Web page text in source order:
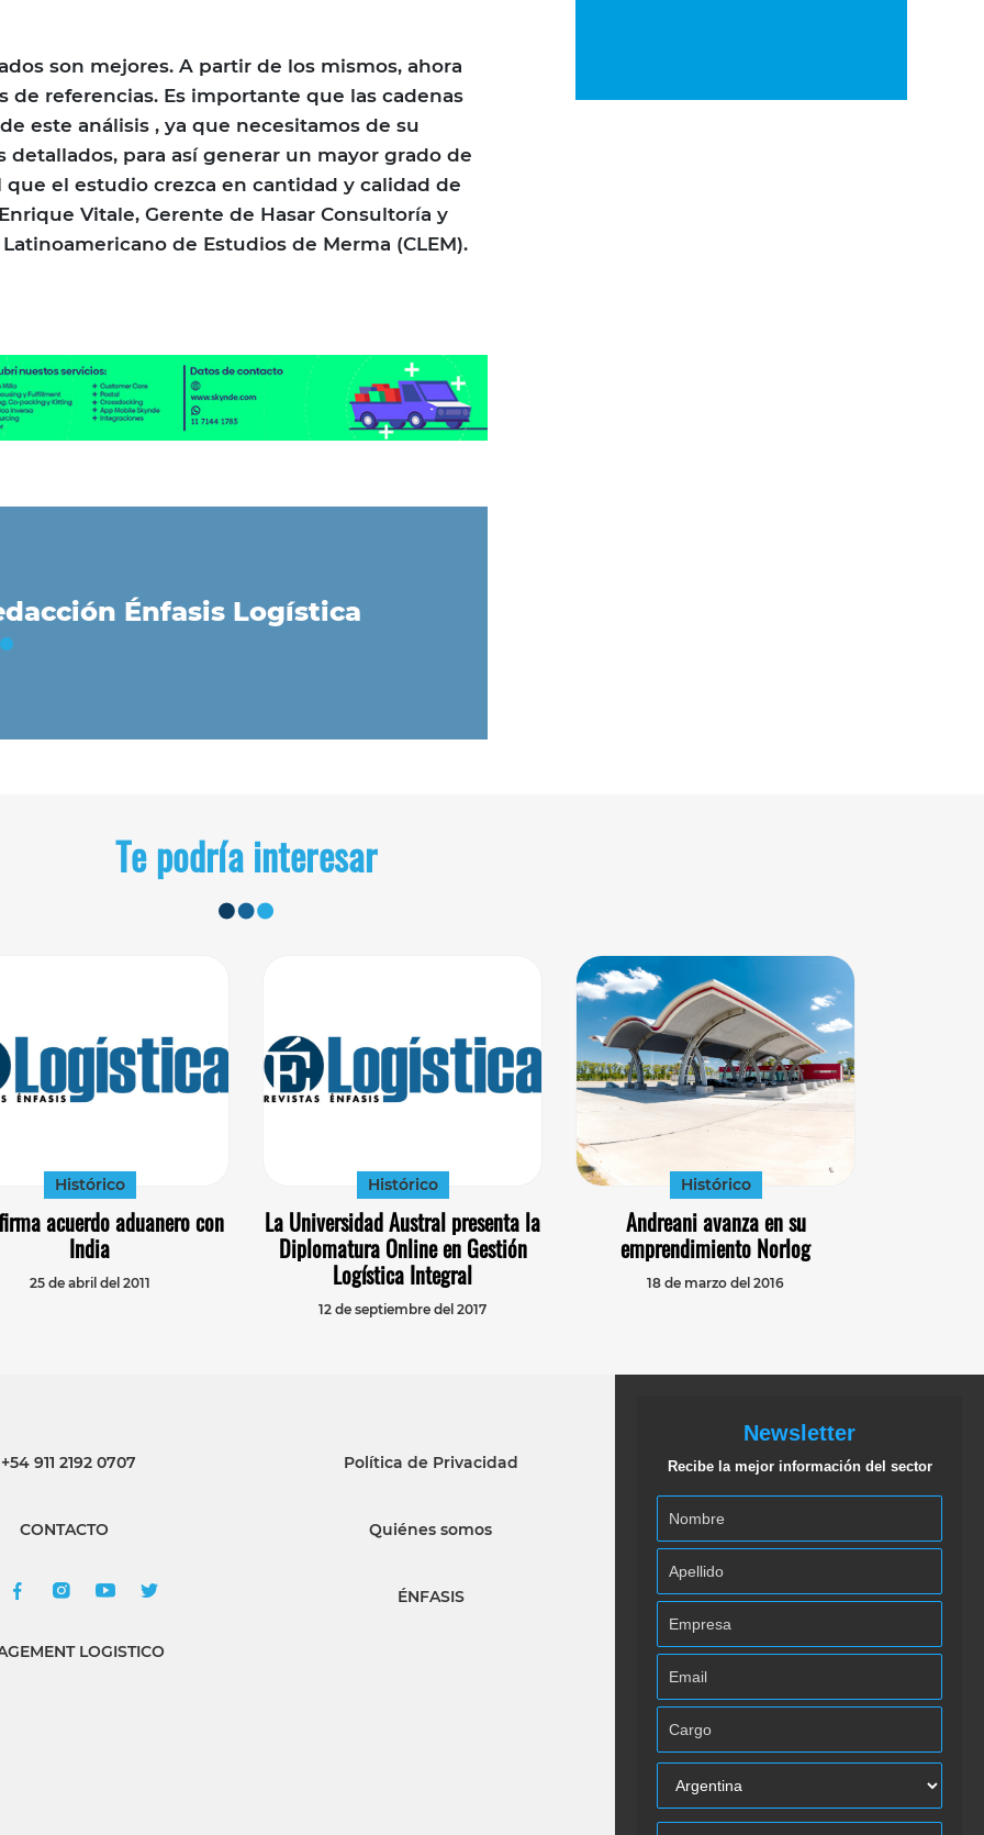
son mejores. A partir de los mismos, ahora
de referencias. Es importante que las cadenas
este análisis , ya que necesitamos de su
detallados, para así generar un mayor grado de
el estudio crezca en cantidad y calidad de
Vitale, Gerente de Hasar Consultoría y
de Estudios de Merma (CLEM).
Énfasis Logística
Te podría interesar
Histórico
acuerdo aduanero con
India
25 de abril del 2011
Histórico
La Universidad Austral presenta la
Diplomatura Online en Gestión
Logística Integral
12 de septiembre del 2017
Histórico
Andreani avanza en su
emprendimiento Norlog
18 de marzo del 2016
911 2192 0707
CONTACTO
LOGISTICO
Política de Privacidad
Quiénes somos
ÉNFASIS
Newsletter
Recibe la mejor información del sector